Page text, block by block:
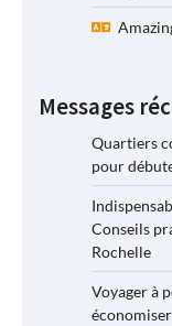
Messages
Quartiers
pour
Conseils
Rochelle
Voyager à